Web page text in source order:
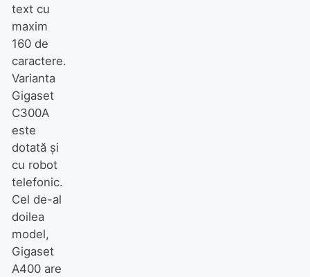
text cu
maxim
160 de
caractere.
Varianta
Gigaset
C300A
este
dotată şi
cu robot
telefonic.
Cel de-al
doilea
model,
Gigaset
A400 are